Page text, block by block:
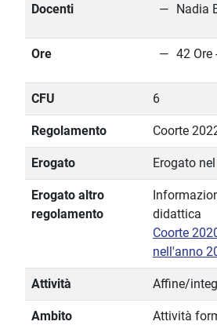
Docenti Nadia
Ore 42 Ore
CFU 6
Regolamento Coorte
Erogato Erogato
Erogato altro
regolamento
didattica
Coorte
nell'anno
Attività Affine/
Ambito
Attività